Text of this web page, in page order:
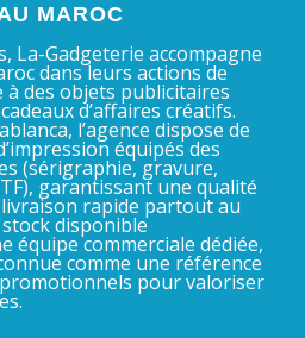
MAROC
La-Gadgeterie accompagne
dans leurs actions de
des objets publicitaires
d’affaires créatifs.
l’agence dispose de
équipés des
(sérigraphie, gravure,
garantissant une qualité
rapide partout au
disponible
équipe commerciale dédiée,
comme une référence
pour valoriser